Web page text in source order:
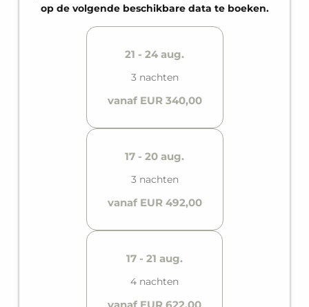
op de volgende beschikbare data te boeken.
21 - 24 aug.
3 nachten
vanaf EUR 340,00
17 - 20 aug.
3 nachten
vanaf EUR 492,00
17 - 21 aug.
4 nachten